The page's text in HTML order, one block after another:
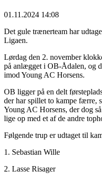
01.11.2024 14:08
Det gule trænerteam har
Ligaen.
Lørdag den 2. november
på anlægget i OB-Ådalen, og
imod Young AC Horsens.
OB ligger på en delt
der har spillet to kampe færre,
Young AC Horsens, der dog
lige op med et af de andre
Følgende trup er udtaget til
1. Sebastian Wille
2. Lasse Risager